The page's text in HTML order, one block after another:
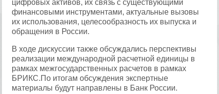
цифровых активов, их связь с существующими
финансовыми инструментами, актуальные вызовы
их использования, целесообразность их выпуска и
обращения в России.
В ходе дискуссии также обсуждались перспективы
реализации международной расчетной единицы в
рамках межгосударственных расчетов в рамках
БРИКС.По итогам обсуждения экспертные
материалы будут направлены в Банк России.